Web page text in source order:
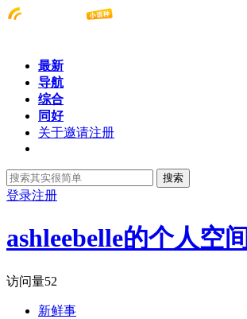
最新
导航
综合
同好
关于邀请注册
搜索
登录注册
ashleebelle的个人空间
访问量52
新鲜事